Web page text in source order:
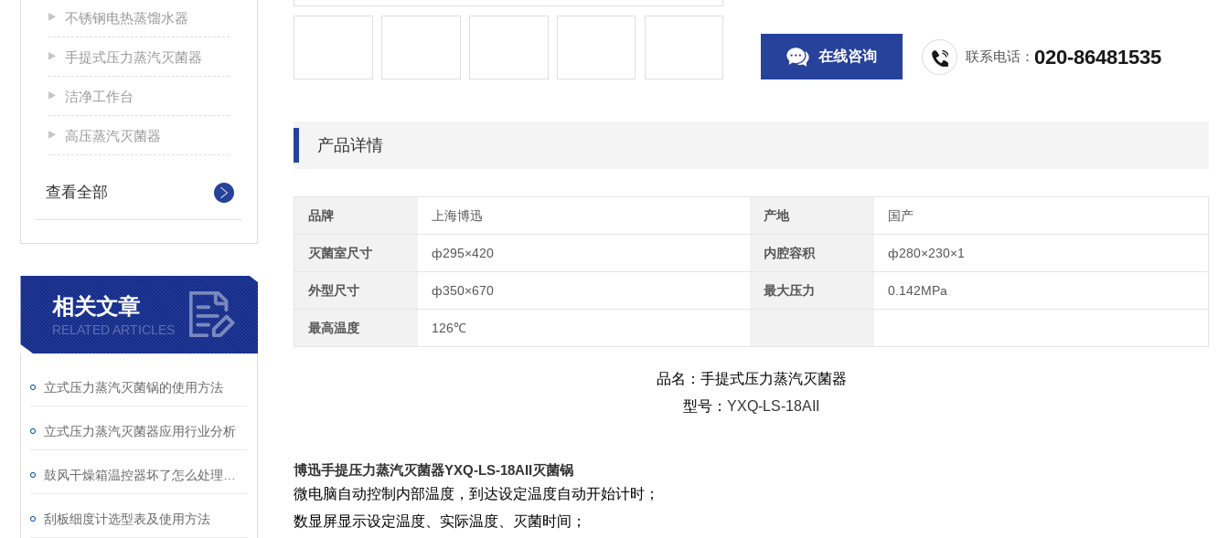
不锈钢电热蒸馏水器
手提式压力蒸汽灭菌器
洁净工作台
高压蒸汽灭菌器
查看全部
相关文章
RELATED ARTICLES
立式压力蒸汽灭菌锅的使用方法
立式压力蒸汽灭菌器应用行业分析
刮板细度计选型表及使用方法
蝶形螺母开盖方式，加配高密度隔热套装，防止烫伤；
采用电加热方式，升温速率快，到达设定温度时间小于30min；
配有安全阀，内部蒸汽压力异常增大自动泄出；
在线咨询 联系电话：020-86481535
产品详情
品牌 上海博迅 产地 国产
灭菌室尺寸 ф295×420 内腔容积 ф280×230×1
外型尺寸 ф350×670 最大压力 0.142MPa
最高温度 126℃
品名：手提式压力蒸汽灭菌器
型号： YXQ-LS-18AII
博迅手提压力蒸汽灭菌器YXQ-LS-18AII灭菌锅
微电脑自动控制内部温度，到达设定温度自动开始计时；
数显屏显示设定温度、实际温度、灭菌时间；